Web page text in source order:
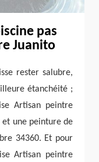
pas
Juanito
rester salubre,
étanchéité ;
Artisan peintre
une peinture de
34360. Et pour
Artisan peintre